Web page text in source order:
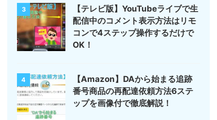
3
【テレビ版】YouTubeライブで生
配信中のコメント表示方法はリモ
コンで4ステップ操作するだけで
OK！
4
【Amazon】DAから始まる追跡
番号商品の再配達依頼方法6ステ
ップを画像付で徹底解説！